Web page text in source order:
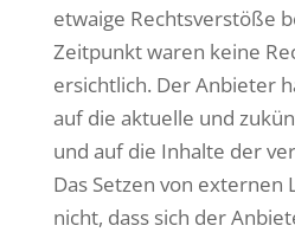
etwaige Rechtsverstöße
Zeitpunkt waren keine
ersichtlich. Der Anbieter
auf die aktuelle und
und auf die Inhalte der
Das Setzen von externen
nicht, dass sich der